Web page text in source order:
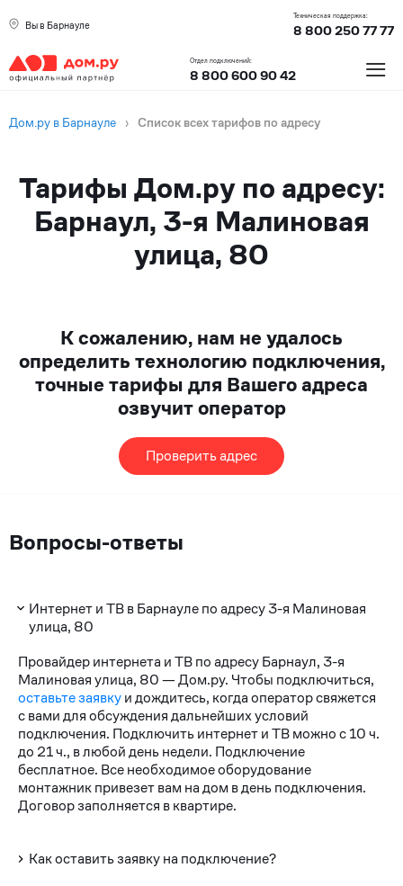
Вы в Барнауле
Техническая поддержка:
8 800 250 77 77
Отдел подключений:
8 800 600 90 42 ≡
Дом.ру в Барнауле › Список всех тарифов по адресу
Тарифы Дом.ру по адресу:
Барнаул, 3-я Малиновая
улица, 80
К сожалению, нам не удалось
определить технологию подключения,
точные тарифы для Вашего адреса
озвучит оператор
Проверить адрес
Вопросы-ответы
Интернет и ТВ в Барнауле по адресу 3-я Малиновая
улица, 80
Провайдер интернета и ТВ по адресу Барнаул, 3-я
Малиновая улица, 80 — Дом.ру. Чтобы подключиться,
оставьте заявкуи дождитесь, когда оператор свяжется
с вами для обсуждения дальнейших условий
подключения. Подключить интернет и ТВ можно с 10 ч.
до 21 ч., в любой день недели. Подключение
бесплатное. Все необходимое оборудование
монтажник привезет вам на дом в день подключения.
Договор заполняется в квартире.
Как оставить заявку на подключение?